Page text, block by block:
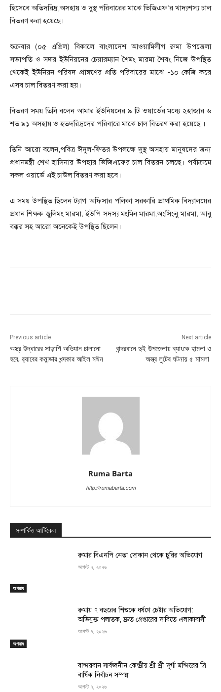
হিসেবে অতিদরিদ্র,অসহায় ও দুস্থ পরিবারের মাঝে ভিজিএফ’র খাদ্যশস্য চাল
বিতরণ করা হয়েছে।
শুক্রবার (০৫ এপ্রিল) বিকালে বাংলাদেশ আওয়ামিলীগ রুমা উপজেলা
সভাপতি ও সদর ইউনিয়নের চেয়ারম্যান শৈমং মারমা শৈবং নিজে উপস্থিত
থেকেই ইউনিয়ন পরিষদ প্রাঙ্গণের প্রতি পরিবারের মাঝে -১০ কেজি করে
এসব চাল বিতরণ করা হয়।
বিতরণ সময় তিনি বলেন আমার ইউনিয়নের ৯ টি ওয়ার্ডের মধ্যে ২হাজার ৬
শত ৯১ অসহায় ও হতদরিদ্রদের পরিবারে মাঝে চাল বিতরণ করা হয়েছে ।
তিনি আরো বলেন,পবিত্র ঈদুল-ফিতর উপলক্ষে দুস্থ অসহায় মানুষদের জন্য
প্রধানমন্ত্রী শেখ হাসিনার উপহার ভিজিএফের চাল বিতরন চলছে। পর্যাক্রমে
সকল ওয়ার্ডে এই চাউল বিতরণ করা হবে।
এ সময় উপস্থিত ছিলেন ট্যাগ অফিসার পলিকা সরকারি প্রাথমিক বিদ্যালয়ের
প্রধান শিক্ষক জুলিমং মারমা, ইউপি সদস্য মংমিন মারমা,অংসিংনু মারমা, আবু
বক্কর সহ আরো অনেকেই উপস্থিত ছিলেন।
Previous article
অস্ত্র উদ্ধারের সাড়াশি অভিযান চালানো
হবে; র‍্যাবের কমান্ডার খন্দকার আইল মঈন
Next article
বান্দরবানে দুই উপজেলায় ব্যাংকে হামলা ও
অস্ত্র লুটের ঘটনায় ৫ মামলা
Ruma Barta
http://rumabarta.com
সম্পর্কিত আর্টিকেল
অপরাধ
রুমার বিএনপি নেতা দোকান থেকে চুরির অভিযোগ
আগস্ট ৭, ২০২৬
অপরাধ
রুমায় ৭ বছরের শিশুকে ধর্ষণে চেষ্টার অভিযোগ:
অভিযুক্ত পলাতক, দ্রুত গ্রেপ্তারের দাবিতে এলাকাবাসী
আগস্ট ৭, ২০২৬
বান্দরবান সার্বজনীন কেন্দ্রীয় শ্রী শ্রী দুর্গা মন্দিরের ত্রি
বার্ষিক নির্বাচন সম্পন্ন
আগস্ট ৭, ২০২৬